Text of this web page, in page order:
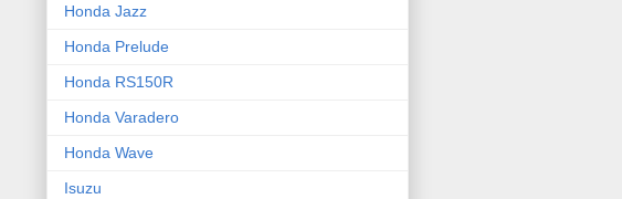
Honda Jazz
Honda Prelude
Honda RS150R
Honda Varadero
Honda Wave
Isuzu